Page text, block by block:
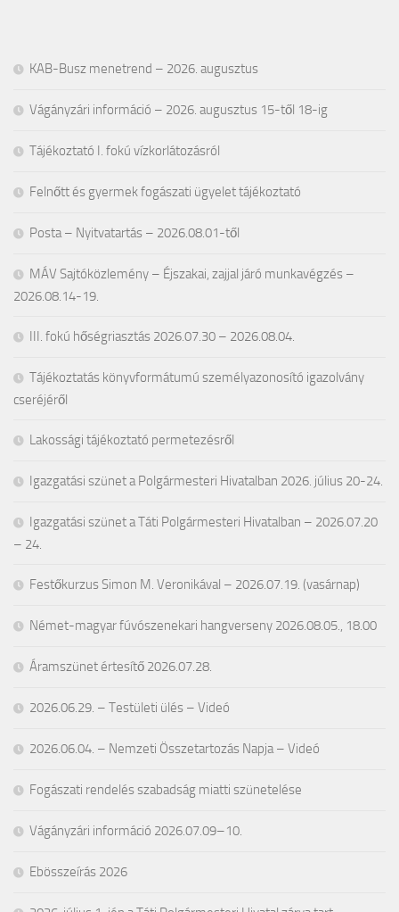
KAB-Busz menetrend – 2026. augusztus
Vágányzári információ – 2026. augusztus 15-től 18-ig
Tájékoztató I. fokú vízkorlátozásról
Felnőtt és gyermek fogászati ügyelet tájékoztató
Posta – Nyitvatartás – 2026.08.01-től
MÁV Sajtóközlemény – Éjszakai, zajjal járó munkavégzés –
2026.08.14-19.
III. fokú hőségriasztás 2026.07.30 – 2026.08.04.
Tájékoztatás könyvformátumú személyazonosító igazolvány
cseréjéről
Lakossági tájékoztató permetezésről
Igazgatási szünet a Polgármesteri Hivatalban 2026. július 20-24.
Igazgatási szünet a Táti Polgármesteri Hivatalban – 2026.07.20
– 24.
Festőkurzus Simon M. Veronikával – 2026.07.19. (vasárnap)
Német-magyar fúvószenekari hangverseny 2026.08.05., 18.00
Áramszünet értesítő 2026.07.28.
2026.06.29. – Testületi ülés – Videó
2026.06.04. – Nemzeti Összetartozás Napja – Videó
Fogászati rendelés szabadság miatti szünetelése
Vágányzári információ 2026.07.09–10.
Ebösszeírás 2026